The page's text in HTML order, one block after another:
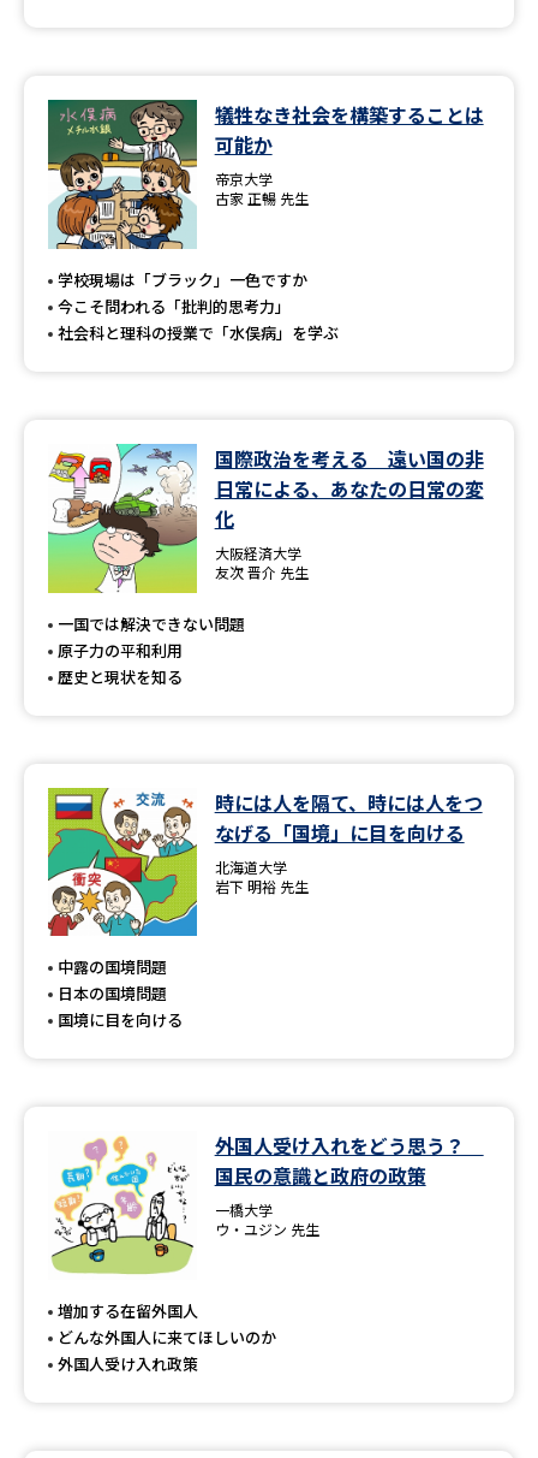
犠牲なき社会を構築することは
可能か
帝京大学
古家 正暢 先生
学校現場は「ブラック」一色ですか
今こそ問われる「批判的思考力」
社会科と理科の授業で「水俣病」を学ぶ
国際政治を考える 遠い国の非
日常による、あなたの日常の変
化
大阪経済大学
友次 晋介 先生
一国では解決できない問題
原子力の平和利用
歴史と現状を知る
時には人を隔て、時には人をつ
なげる「国境」に目を向ける
北海道大学
岩下 明裕 先生
中露の国境問題
日本の国境問題
国境に目を向ける
外国人受け入れをどう思う？
国民の意識と政府の政策
一橋大学
ウ・ユジン 先生
増加する在留外国人
どんな外国人に来てほしいのか
外国人受け入れ政策